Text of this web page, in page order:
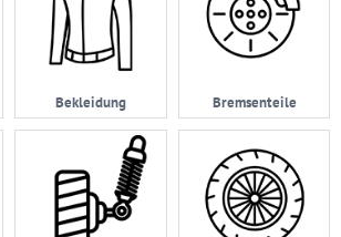
Bekleidung Bremsenteile